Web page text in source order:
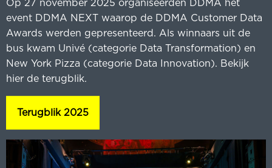
Op 27 november 2025 organiseerden DDMA het
event DDMA NEXT waarop de DDMA Customer Data
Awards werden gepresenteerd. Als winnaars uit de
bus kwam Univé (categorie Data Transformation) en
New York Pizza (categorie Data Innovation). Bekijk
hier de terugblik.
Terugblik 2025